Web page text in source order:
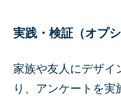
実践・検証（オプシ
家族や友人にデザイ
り、アンケートを実